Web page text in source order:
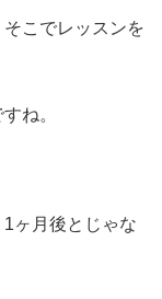
こでレッスンを
ね。
ヶ月後とじゃな